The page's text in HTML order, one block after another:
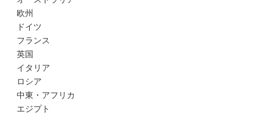
欧州
ドイツ
フランス
英国
イタリア
ロシア
中東・アフリカ
エジプト